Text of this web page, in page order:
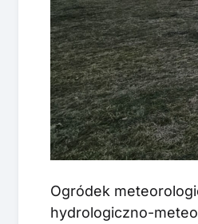
Ogródek
hydrologiczno-